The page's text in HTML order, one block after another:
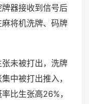
器接收到信号后
将机洗牌、码牌
未被打出，洗牌
中被打出推入，
比生张高26%，